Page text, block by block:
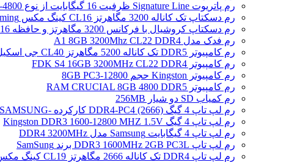
رم پاتریوت Signature Line ظرفیت 16 گیگابایت از نوع DDR5-4800
رم دسکتاپ تک کاناله 3200 مگاهرتز CL16 کینگ مکس Zeus Dragon DDR4 gaming ظرفیت 8 گیگابایت
رم دسکتاپ کروشیال با فرکانس 3200 مگاهرتز و حافظه 16 گیگابایت
رم فدک مدل A1 8GB 3200Mhz CL22 DDR4
رم کامپیوتر DDR5 تک کاناله 5200 مگاهرتز CL40 جی اسکیل مدل Ripjaws S5 ظرفیت 16 گیگابایت
رم کامپیوتر FDK S4 16GB 3200MHz CL22 DDR4
رم کامپیوتر Kingston حجم 8GB PC3-12800
رم کامپیوتر RAM CRUCIAL 8GB 4800 DDR5
رم کمیاب SD دو شیار 256MB
رم لپ تاپ 4 گیگ DDR4-PC4 (2666) کارکرده -SAMSUNG
رم لپ تاپ 4 گیگ Kingston DDR3 1600-12800 MHZ 1.5V
رم لپ تاپ 4 گیگابایت Samsung مدل DDR4 3200MHz
رم لپ تاپ DDR3 1600MHz 2GB PC3L برند SamSung
رم لپ تاپ DDR4 تک کاناله 2666 مگاهرتز CL19 کینگ مکس ظرفیت 8 گیگابایت